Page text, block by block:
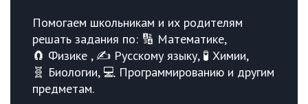
Помогаем школьникам и их родителям
решать задания по: 🔢 Математике,
🧲 Физике , ✍️ Русскому языку, 🧪 Химии,
🧬 Биологии, 💻 Программированию и другим
предметам.